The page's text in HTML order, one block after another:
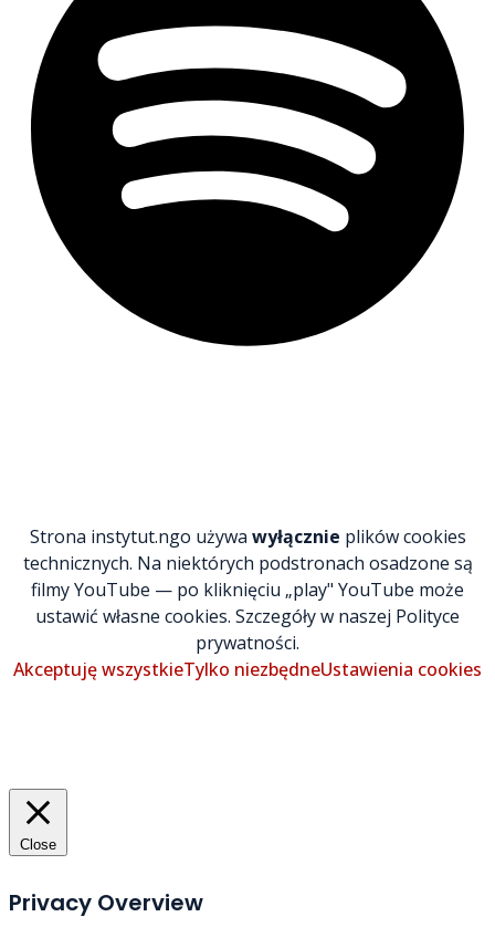
Strona instytut.ngo używa wyłącznie plików cookies
technicznych. Na niektórych podstronach osadzone są
filmy YouTube — po kliknięciu „play" YouTube może
ustawić własne cookies. Szczegóły w naszej Polityce
prywatności.
Akceptuję wszystkieTylko niezbędneUstawienia cookies
Close
Privacy Overview